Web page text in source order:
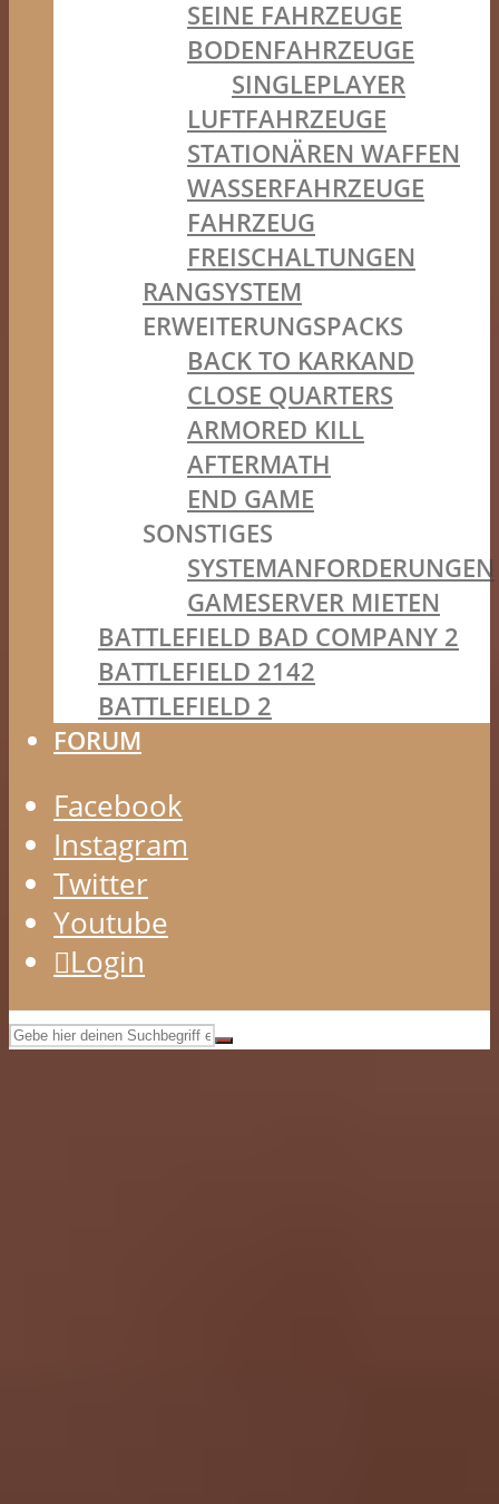
SEINE FAHRZEUGE
BODENFAHRZEUGE
SINGLEPLAYER
LUFTFAHRZEUGE
STATIONÄREN WAFFEN
WASSERFAHRZEUGE
FAHRZEUG
FREISCHALTUNGEN
RANGSYSTEM
ERWEITERUNGSPACKS
BACK TO KARKAND
CLOSE QUARTERS
ARMORED KILL
AFTERMATH
END GAME
SONSTIGES
SYSTEMANFORDERUNGEN
GAMESERVER MIETEN
BATTLEFIELD BAD COMPANY 2
BATTLEFIELD 2142
BATTLEFIELD 2
FORUM
Facebook
Instagram
Twitter
Youtube
Login